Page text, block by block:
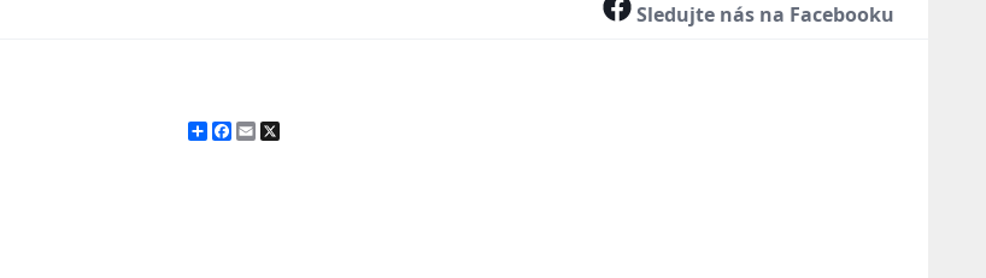
Sledujte nás na Facebooku
ShareFacebook
Email